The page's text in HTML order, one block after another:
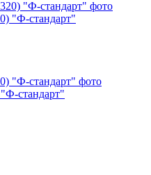
"Ф-стандарт"
стандарт"